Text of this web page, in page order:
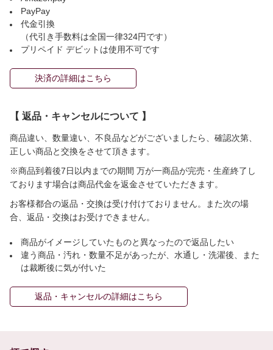
PayPay
代金引換
（代引き手数料は全国一律324円です）
プリペイド デビットは使用不可です
決済の詳細はこちら
【 返品・キャンセルについて 】
商品違い、数量違い、不良品などがございましたら、確認次第、
正しい商品と交換をさせて頂きます。
※商品到着後7日以内までの期間 万が一商品が完売・生産終了し
ております場合は商品代金を返金させていただきます。
お客様都合の返品・交換は受け付けておりません。また次の場
合、返品・交換はお受けできません。
商品がイメージしていたものと異なったので返品したい
違う商品・汚れ・数量不足があったが、水通し・洗濯後、また
は裁断後に気が付いた
返品・キャンセルの詳細はこちら